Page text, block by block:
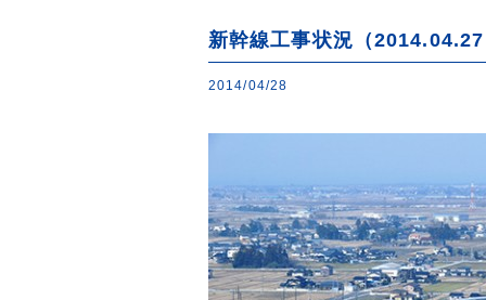
新幹線工事状況（
2014/04/28